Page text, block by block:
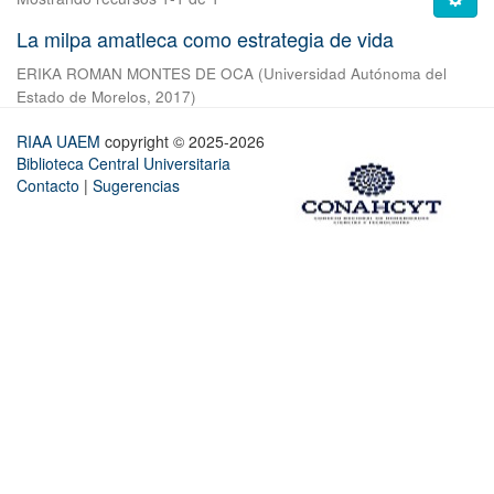
La milpa amatleca como estrategia de vida
ERIKA ROMAN MONTES DE OCA (Universidad Autónoma del
Estado de Morelos, 2017)
RIAA UAEM copyright © 2025-2026
Biblioteca Central Universitaria
Contacto | Sugerencias